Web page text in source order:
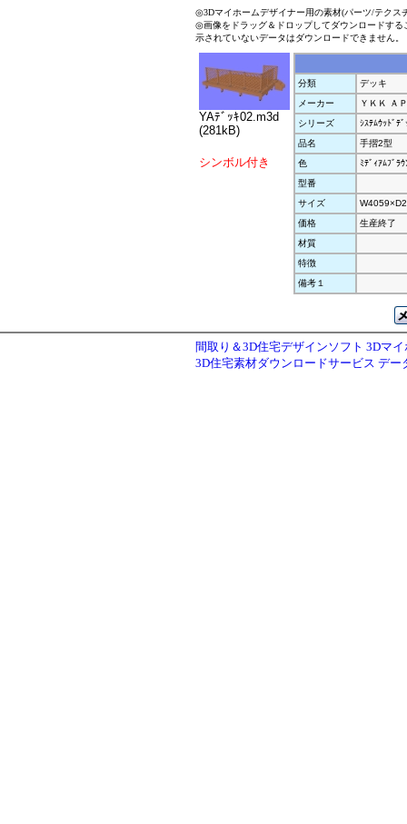
◎3Dマイホームデザイナー用の素材(パーツ/テクス
◎画像をドラッグ＆ドロップしてダウンロードす
示されていないデータはダウンロードできません。
YAﾃﾞｯｷ02.m3d
(281kB)
シンボル付き
分類
デッキ
メーカー
ＹＫＫ ＡＰ
シリーズ
ｼｽﾃﾑｳｯﾄﾞﾃﾞ
品名
手摺2型
色
ﾐﾃﾞｨｱﾑﾌﾞﾗｳ
型番
サイズ
価格
生産終了
材質
特徴
備考１
間取り＆3D住宅デザインソフト 3Dマ
3D住宅素材ダウンロードサービス デー